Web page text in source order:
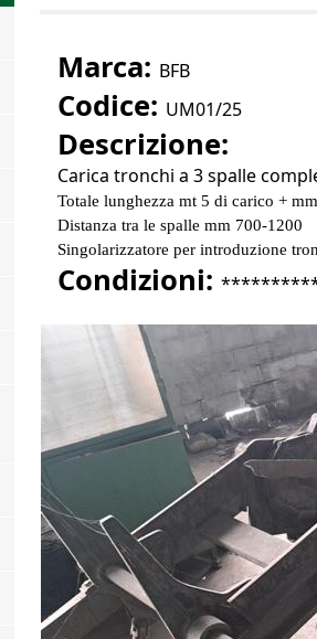
Marca: BFB
Codice: UM01/25
Descrizione:
Carica tronchi a 3 spalle
Totale lunghezza mt 5 di carico +
Distanza tra le spalle mm 700-1200
Singolarizzatore per introduzione
Condizioni: